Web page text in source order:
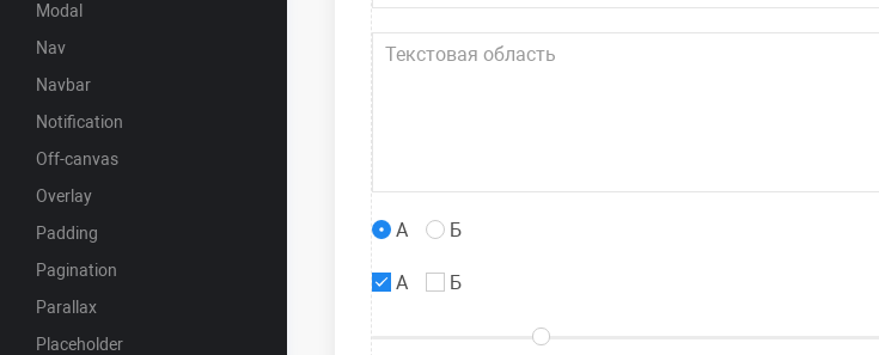
Modal
Nav
Navbar
Notification
Off-canvas
Overlay
Padding
Pagination
Parallax
Placeholder
А Б
А Б